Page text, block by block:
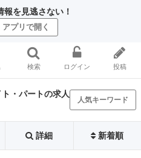
を見逃さない！
アプリで開く
検索 ログイン 投稿
・パートの求人
人気キーワード
詳細 新着順